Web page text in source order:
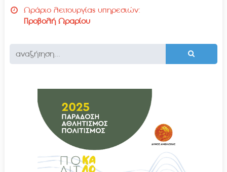
Ωράριο λειτουργίας υπηρεσιών:
Προβολή Ωραρίου